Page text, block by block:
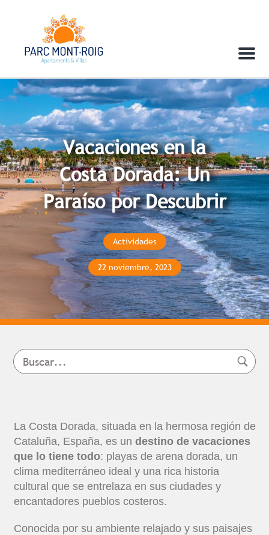
Menu
Vacaciones en la
Costa Dorada: Un
Paraíso por Descubrir
Actividades
22 noviembre, 2023
La Costa Dorada, situada en la hermosa región de
Cataluña, España, es un destino de vacaciones
que lo tiene todo: playas de arena dorada, un
clima mediterráneo ideal y una rica historia
cultural que se entrelaza en sus ciudades y
encantadores pueblos costeros.
Conocida por su ambiente relajado y sus paisajes